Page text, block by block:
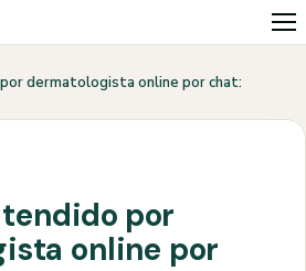
dermatologista online por chat:
por
online por